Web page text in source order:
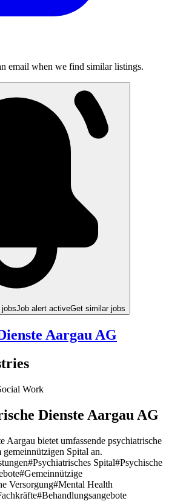
email when we find similar listings.
Job alert activeGet similar jobs
Aargau AG
Work
Dienste Aargau AG
Aargau bietet umfassende psychiatrische
Spital an.
#Psychiatrisches Spital#Psychische
#Gemeinnützige
Versorgung#Mental Health
#Behandlungsangebote